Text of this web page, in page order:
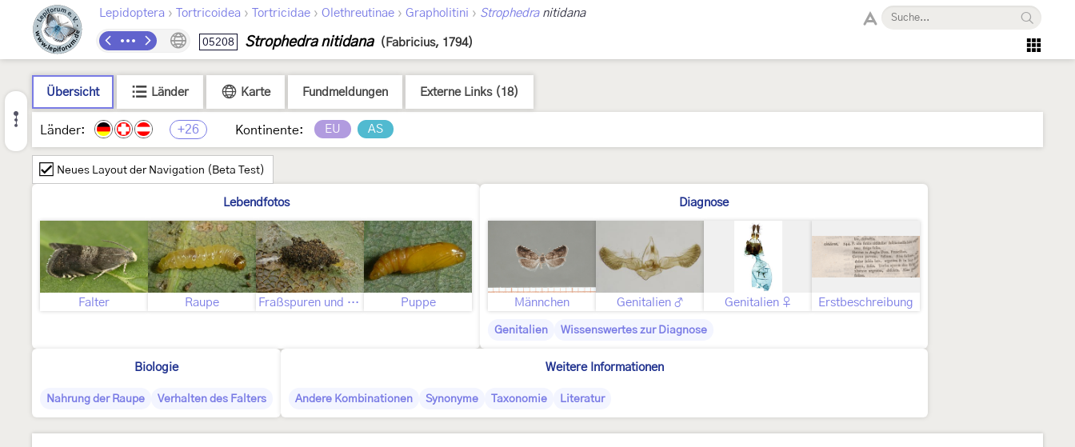
Lepidoptera › Tortricoidea › Tortricidae › Olethreutinae › Grapholitini › Strophedranitidana
05208 Strophedra nitidana (Fabricius, 1794)
Übersicht Länder Karte Fundmeldungen Externe Links (18)
Länder: +26 Kontinente: EU AS
Neues Layout der Navigation (Beta Test)
Lebendfotos
Falter Raupe Fraßspuren und Befallsbild Puppe
Diagnose
Männchen Genitalien ♂ Genitalien ♀ Erstbeschreibung
Genitalien Wissenswertes zur Diagnose
Biologie
Nahrung der Raupe Verhalten des Falters
Weitere Informationen
Andere Kombinationen Synonyme Taxonomie Literatur